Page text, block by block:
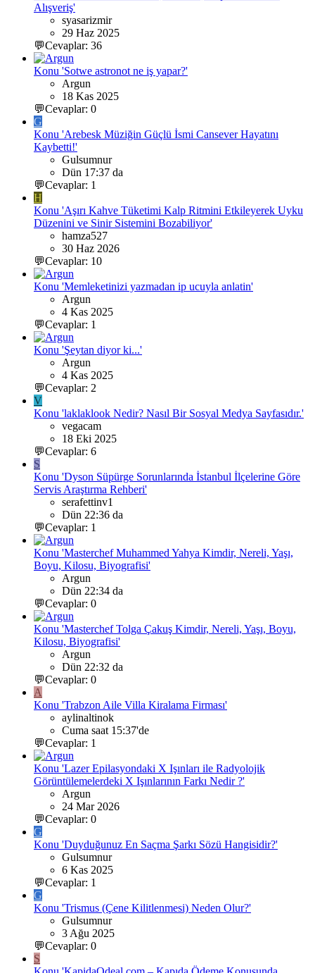
Alışveriş'
syasarizmir
29 Haz 2025
💬Cevaplar: 36
Konu 'Sotwe astronot ne iş yapar?'
Argun
18 Kas 2025
💬Cevaplar: 0
G
Konu 'Arebesk Müziğin Güçlü İsmi Cansever Hayatını
Kaybetti!'
Gulsumnur
Dün 17:37 da
💬Cevaplar: 1
H
Konu 'Aşırı Kahve Tüketimi Kalp Ritmini Etkileyerek Uyku
Düzenini ve Sinir Sistemini Bozabiliyor'
hamza527
30 Haz 2026
💬Cevaplar: 10
Konu 'Memleketinizi yazmadan ip ucuyla anlatin'
Argun
4 Kas 2025
💬Cevaplar: 1
Konu 'Şeytan diyor ki...'
Argun
4 Kas 2025
💬Cevaplar: 2
V
Konu 'laklaklook Nedir? Nasıl Bir Sosyal Medya Sayfasıdır.'
vegacam
18 Eki 2025
💬Cevaplar: 6
S
Konu 'Dyson Süpürge Sorunlarında İstanbul İlçelerine Göre
Servis Araştırma Rehberi'
serafettinv1
Dün 22:36 da
💬Cevaplar: 1
Konu 'Masterchef Muhammed Yahya Kimdir, Nereli, Yaşı,
Boyu, Kilosu, Biyografisi'
Argun
Dün 22:34 da
💬Cevaplar: 0
Konu 'Masterchef Tolga Çakuş Kimdir, Nereli, Yaşı, Boyu,
Kilosu, Biyografisi'
Argun
Dün 22:32 da
💬Cevaplar: 0
A
Konu 'Trabzon Aile Villa Kiralama Firması'
aylinaltinok
Cuma saat 15:37'de
💬Cevaplar: 1
Konu 'Lazer Epilasyondaki X Işınları ile Radyolojik
Görüntülemelerdeki X Işınlarının Farkı Nedir ?'
Argun
24 Mar 2026
💬Cevaplar: 0
G
Konu 'Duyduğunuz En Saçma Şarkı Sözü Hangisidir?'
Gulsumnur
6 Kas 2025
💬Cevaplar: 1
G
Konu 'Trismus (Çene Kilitlenmesi) Neden Olur?'
Gulsumnur
3 Ağu 2025
💬Cevaplar: 0
S